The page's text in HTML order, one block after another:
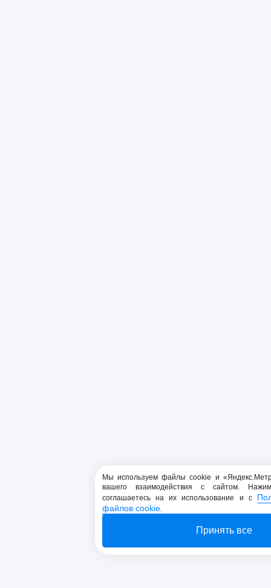
Мы используем файлы cookie и
вашего взаимодействия с сайтом.
соглашаетесь на их использование и с
файлов cookie.
Принять все